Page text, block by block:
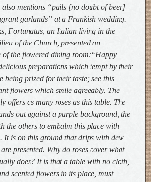
also mentions “pails [no doubt of beer]
garlands” at a Frankish wedding.
Fortunatus, an Italian living in the
of the Church, presented an
of the flowered dining room:“Happy
preparations which tempt by their
being prized for their taste; see this
flowers which smile agreeably. The
offers as many roses as this table. The
out against a purple background, the
the others to embalm this place with
It is on this ground that drips with dew
presented. Why do roses cover what
does? It is that a table with no cloth,
scented flowers in its place, must